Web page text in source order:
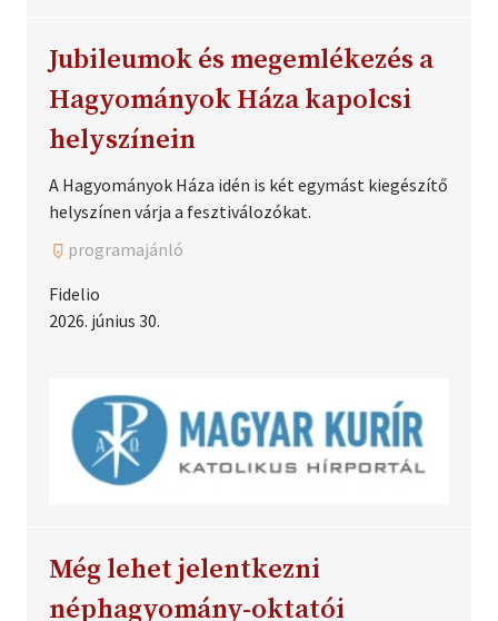
Jubileumok és megemlékezés a
Hagyományok Háza kapolcsi
helyszínein
A Hagyományok Háza idén is két egymást kiegészítő
helyszínen várja a fesztiválozókat.
programajánló
Fidelio
2026. június 30.
Még lehet jelentkezni
néphagyomány-oktatói